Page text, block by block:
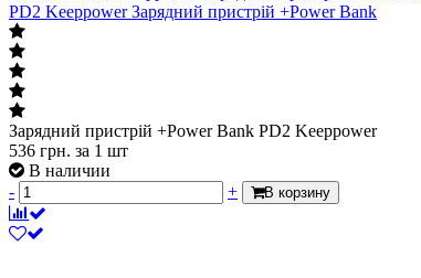
PD2 Keeppower Зарядний пристрій +Power Bank
Зарядний пристрій +Power Bank PD2 Keeppower
536 грн. за 1 шт
В наличии
-
+ В корзину